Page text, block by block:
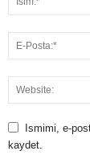
Ismimi, e-
kaydet.